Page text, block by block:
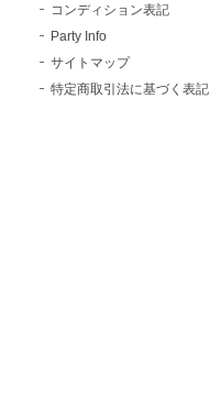
コンディション表記
Party Info
サイトマップ
特定商取引法に基づく表記